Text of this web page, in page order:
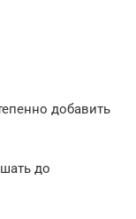
добавить
до